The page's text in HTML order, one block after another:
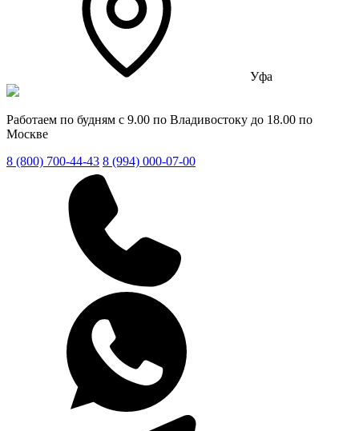
Уфа
Работаем по будням с 9.00 по Владивостоку до 18.00 по
Москве
8 (800) 700-44-43 8 (994) 000-07-00